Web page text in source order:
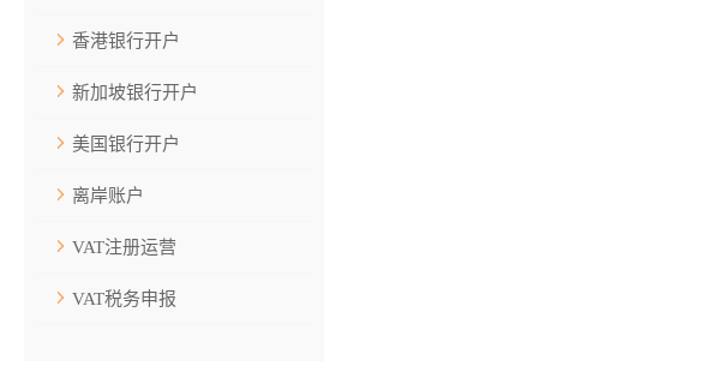
香港银行开户
新加坡银行开户
美国银行开户
离岸账户
VAT注册运营
VAT税务申报